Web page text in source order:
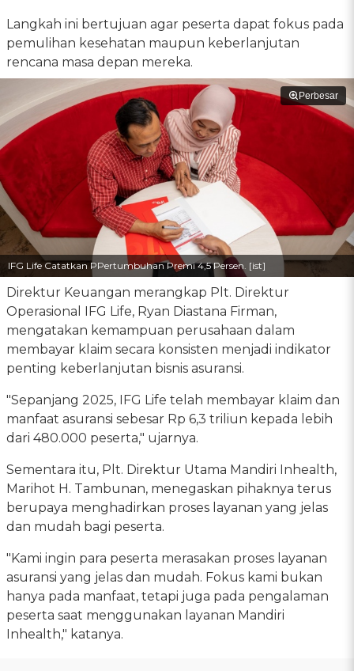
Langkah ini bertujuan agar peserta dapat fokus pada
pemulihan kesehatan maupun keberlanjutan
rencana masa depan mereka.
Perbesar
IFG Life Catatkan PPertumbuhan Premi 4,5 Persen. [ist]
Direktur Keuangan merangkap Plt. Direktur
Operasional IFG Life, Ryan Diastana Firman,
mengatakan kemampuan perusahaan dalam
membayar klaim secara konsisten menjadi indikator
penting keberlanjutan bisnis asuransi.
"Sepanjang 2025, IFG Life telah membayar klaim dan
manfaat asuransi sebesar Rp 6,3 triliun kepada lebih
dari 480.000 peserta," ujarnya.
Sementara itu, Plt. Direktur Utama Mandiri Inhealth,
Marihot H. Tambunan, menegaskan pihaknya terus
berupaya menghadirkan proses layanan yang jelas
dan mudah bagi peserta.
"Kami ingin para peserta merasakan proses layanan
asuransi yang jelas dan mudah. Fokus kami bukan
hanya pada manfaat, tetapi juga pada pengalaman
peserta saat menggunakan layanan Mandiri
Inhealth," katanya.